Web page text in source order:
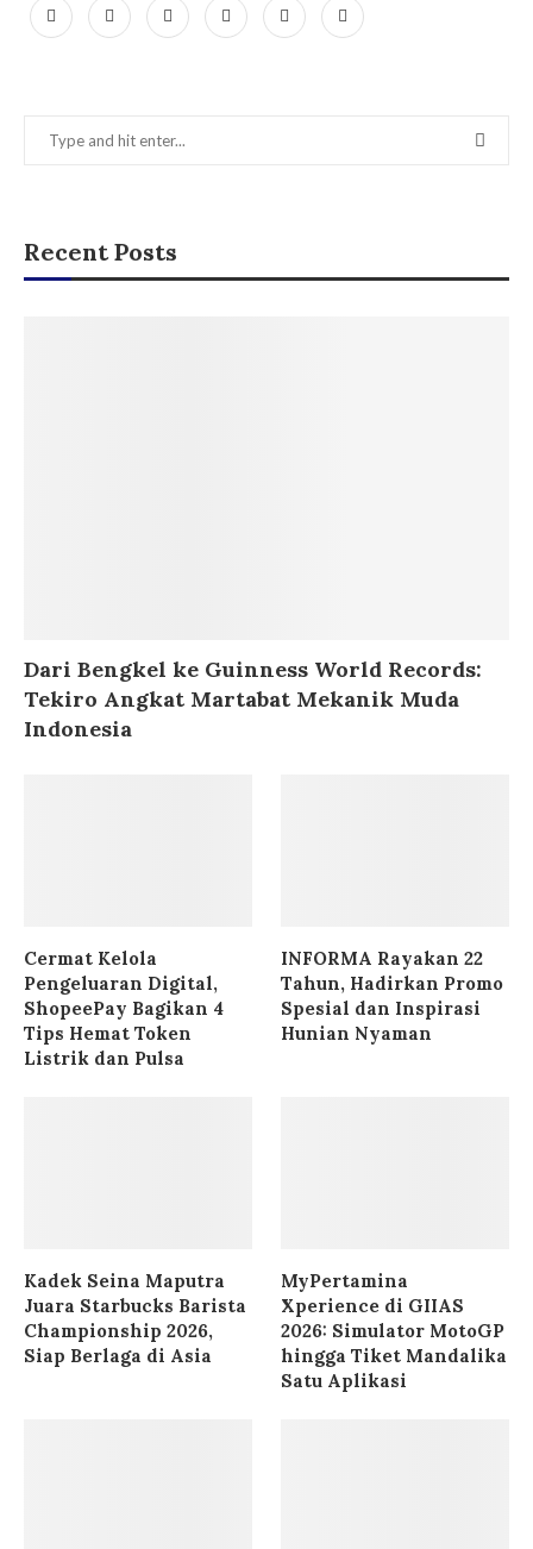
Recent Posts
Dari Bengkel ke Guinness World Records:
Tekiro Angkat Martabat Mekanik Muda
Indonesia
Cermat Kelola
Pengeluaran Digital,
ShopeePay Bagikan 4
Tips Hemat Token
Listrik dan Pulsa
INFORMA Rayakan 22
Tahun, Hadirkan Promo
Spesial dan Inspirasi
Hunian Nyaman
Kadek Seina Maputra
Juara Starbucks Barista
Championship 2026,
Siap Berlaga di Asia
MyPertamina
Xperience di GIIAS
2026: Simulator MotoGP
hingga Tiket Mandalika
Satu Aplikasi